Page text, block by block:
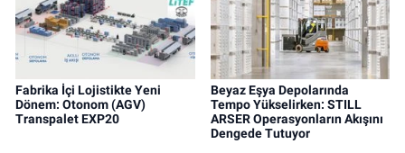
Fabrika İçi Lojistikte Yeni
Dönem: Otonom (AGV)
Transpalet EXP20
Beyaz Eşya Depolarında
Tempo Yükselirken: STILL
ARSER Operasyonların Akışını
Dengede Tutuyor